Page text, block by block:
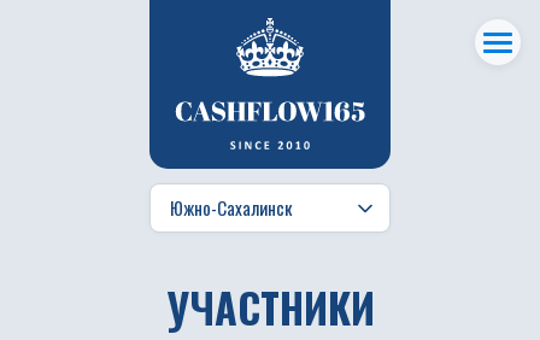
УЧАСТНИКИ